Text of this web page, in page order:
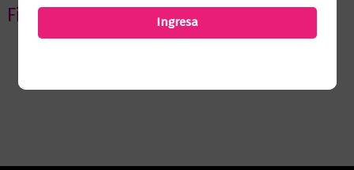
Filtrar por editorialIngresa